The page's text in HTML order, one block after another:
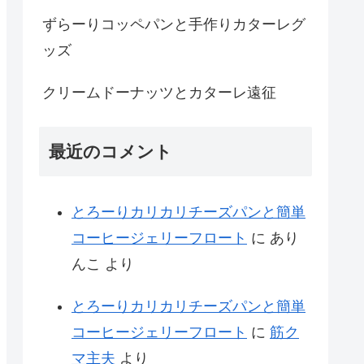
ずらーりコッペパンと手作りカターレグ
ッズ
クリームドーナッツとカターレ遠征
最近のコメント
とろーりカリカリチーズパンと簡単
コーヒージェリーフロート に あり
んこ より
とろーりカリカリチーズパンと簡単
コーヒージェリーフロート に 筋ク
マ主夫 より